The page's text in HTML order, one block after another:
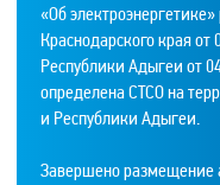
«Об
Краснодарского края
Республики Адыгеи от
определена СТСО на
и Республики Адыгеи.
Завершено размещение